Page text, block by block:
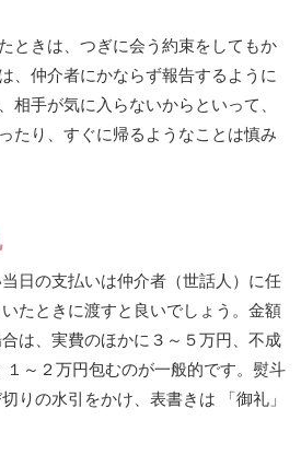
ときは、つぎに会う約束をしてもか
、仲介者にかならず報告するように
相手が気に入らないからといって、
たり、すぐに帰るようなことは慎み
日の支払いは仲介者（世話人）に任
たときに渡すと良いでしょう。金額
は、実費のほかに３～５万円、不成
～２万円包むのが一般的です。熨斗
りの水引をかけ、表書きは 「御礼」